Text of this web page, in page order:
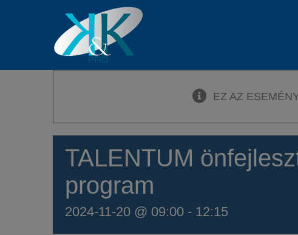
EZ AZ
TALENTUM
program
2024-11-20 @ 09:00 - 12:15